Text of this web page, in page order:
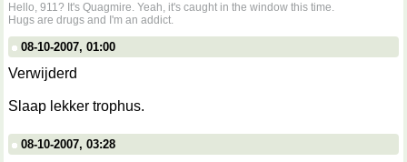
Hello, 911? It's Quagmire. Yeah, it's caught in the window this time.
Hugs are drugs and I'm an addict.
08-10-2007, 01:00
Verwijderd
Slaap lekker trophus.
08-10-2007, 03:28